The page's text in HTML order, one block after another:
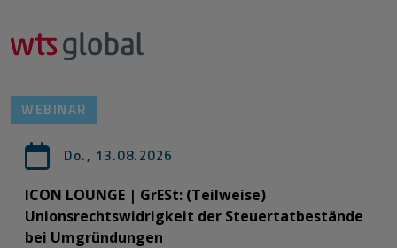
WEBINAR
Do., 13.08.2026
ICON LOUNGE | GrESt: (Teilweise)
Unionsrechtswidrigkeit der Steuertatbestände
bei Umgründungen